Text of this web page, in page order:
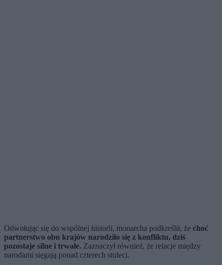
Odwołując się do wspólnej historii, monarcha podkreślił, że choć
partnerstwo obu krajów narodziło się z konfliktu, dziś
pozostaje silne i trwałe. Zaznaczył również, że relacje między
narodami sięgają ponad czterech stuleci.